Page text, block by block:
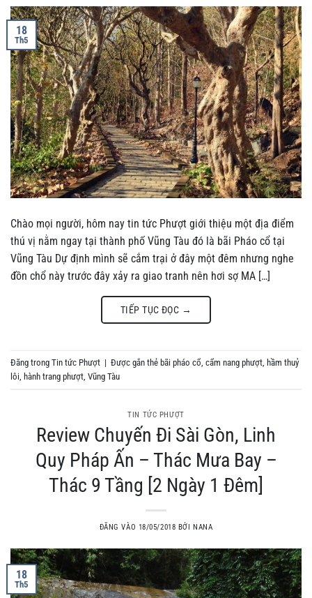
18
Th5
Chào mọi người, hôm nay tin tức Phượt giới thiệu một địa điểm
thú vị nằm ngay tại thành phố Vũng Tàu đó là bãi Pháo cổ tại
Vũng Tàu Dự định mình sẽ cắm trại ở đây một đêm nhưng nghe
đồn chổ này trước đây xảy ra giao tranh nên hơi sợ MA […]
TIẾP TỤC ĐỌC →
Đăng trong Tin tức Phượt | Được gắn thẻ bãi pháo cổ cẩm nang phượt hầm thuỷ
lôi hành trang phượt Vũng Tàu
TIN TỨC PHƯỢT
Review Chuyến Đi Sài Gòn, Linh
Quy Pháp Ấn – Thác Mưa Bay –
Thác 9 Tầng [2 Ngày 1 Đêm]
ĐĂNG VÀO 18/05/2018 BỞI NANA
18
Th5